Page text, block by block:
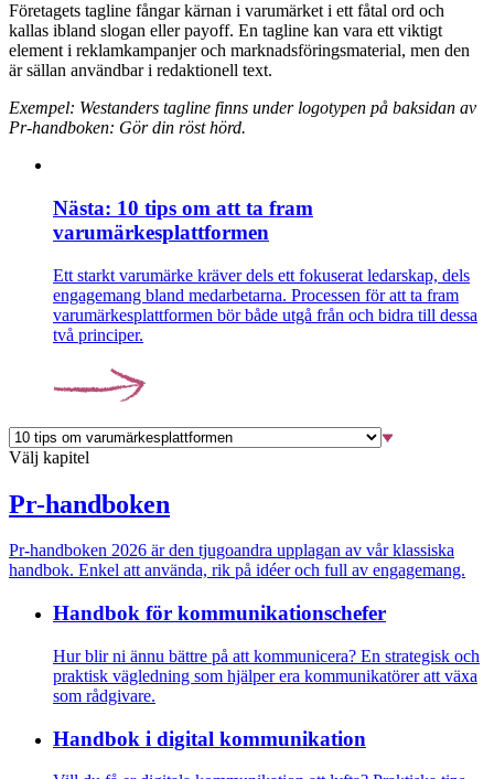
Företagets tagline fångar kärnan i varumärket i ett fåtal ord och
kallas ibland slogan eller payoff. En tagline kan vara ett viktigt
element i reklamkampanjer och marknadsföringsmaterial, men den
är sällan användbar i redaktionell text.
Exempel: Westanders tagline finns under logotypen på baksidan av
Pr-handboken: Gör din röst hörd.
Nästa: 10 tips om att ta fram
varumärkesplattformen
Ett starkt varumärke kräver dels ett fokuserat ledarskap, dels
engagemang bland medarbetarna. Processen för att ta fram
varumärkesplattformen bör både utgå från och bidra till dessa
två principer.
Välj kapitel
Pr-handboken
Pr-handboken 2026 är den tjugoandra upplagan av vår klassiska
handbok. Enkel att använda, rik på idéer och full av engagemang.
Handbok för kommunikations­chefer
Hur blir ni ännu bättre på att kommunicera? En strategisk och
praktisk vägledning som hjälper era kommunikatörer att växa
som rådgivare.
Handbok i digital kommunikation